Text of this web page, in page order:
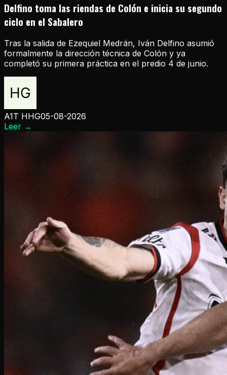
Delfino toma las riendas de Colón e inicia su segundo
ciclo en el Sabalero
Tras la salida de Ezequiel Medrán, Iván Delfino asumió
formalmente la dirección técnica de Colón y ya
completó su primera práctica en el predio 4 de junio.
A1T HHG05-08-2026
Leer →